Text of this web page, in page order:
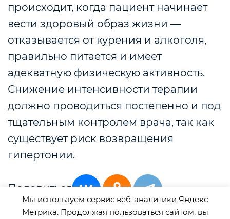
происходит, когда пациент начинает
вести здоровый образ жизни —
отказывается от курения и алкоголя,
правильно питается и имеет
адекватную физическую активность.
Снижение интенсивности терапии
должно проводиться постепенно и под
тщательным контролем врача, так как
существует риск возвращения
гипертонии.
Поделиться
Мы используем сервис веб-аналитики Яндекс
Метрика. Продолжая пользоваться сайтом, вы